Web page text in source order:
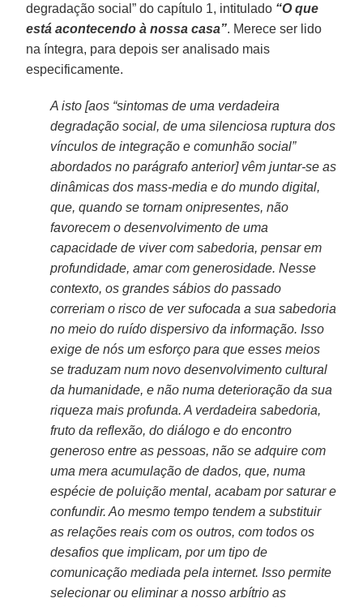
degradação social” do capítulo 1, intitulado “O que
está acontecendo à nossa casa”. Merece ser lido
na íntegra, para depois ser analisado mais
especificamente.
A isto [aos “sintomas de uma verdadeira
degradação social, de uma silenciosa ruptura dos
vínculos de integração e comunhão social”
abordados no parágrafo anterior] vêm juntar-se as
dinâmicas dos mass-media e do mundo digital,
que, quando se tornam onipresentes, não
favorecem o desenvolvimento de uma
capacidade de viver com sabedoria, pensar em
profundidade, amar com generosidade. Nesse
contexto, os grandes sábios do passado
correriam o risco de ver sufocada a sua sabedoria
no meio do ruído dispersivo da informação. Isso
exige de nós um esforço para que esses meios
se traduzam num novo desenvolvimento cultural
da humanidade, e não numa deterioração da sua
riqueza mais profunda. A verdadeira sabedoria,
fruto da reflexão, do diálogo e do encontro
generoso entre as pessoas, não se adquire com
uma mera acumulação de dados, que, numa
espécie de poluição mental, acabam por saturar e
confundir. Ao mesmo tempo tendem a substituir
as relações reais com os outros, com todos os
desafios que implicam, por um tipo de
comunicação mediada pela internet. Isso permite
selecionar ou eliminar a nosso arbítrio as